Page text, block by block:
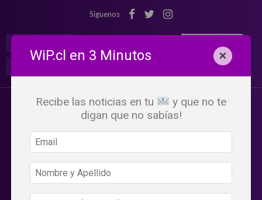
Síguenos
WiP.cl en 3 Minutos ×
Recibe las noticias en tu
y que no te
digan que no sabías!